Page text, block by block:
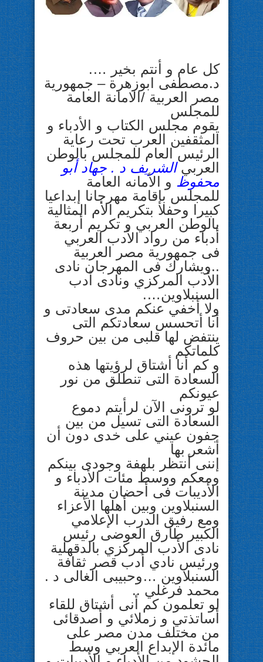
كل عام و أنتم بخير ….
د.مصطفى ابوزهرة – جمهورية
مصر العربية /الامانة العامة
للمجلس
يقوم مجلس الكتاب و الأدباء و
المثقفين العرب تحت رعاية
الرئيس العام للمجلس بالوطن
العربيالشريف د . جهاد أبو
محفوظ و الأمانه العامة
للمجلس بإقامة مهرجانا إبداعيا
كبيرا وحفلا بتكريم الأم المثالية
بالوطن العربي و تكريم أربعة
أدباء من رواد الأدب العربي
فى جمهورية مصر العربية
..ويشارك فى المهرجان نادى
الأدب المركزي ونادى أدب
السنبلاوين….
ولا أخفي عنكم مدى سعادتى و
أنا أتحسس سعادتكم التى
ينتفض لها قلبى من بين حروف
كلماتكم
و كم أنا أشتاق لرؤيتها هذه
السعادة التى تنطلق من نور
عيونكم
لو ترونى الآن لرأيتم دموع
السعادة التى تسيل من بين
جفون عيني على خدى دون أن
أشعر بها
إننى أنتظر بلهفة وجودى بينكم
ومعكم ووسط مئات الأدباء و
الأديبات فى أحضان مدينة
السنبلاوين وبين أهلها الأعزاء
ومع رفيق الدرب الإعلامي
الكبير طارق العوضى رئيس
نادى الأدب المركزي بالدقهلية
ورئيس نادي أدب قصر ثقافة
السنبلاوين …وحبيبى الغالى د .
محمد فرغلي ..
لو تعلمون كم أنى أشتاق للقاء
أساتذتي و زملائي و أصدقائى
من مختلف مدن مصر على
مائدة الإبداع العربي وسط